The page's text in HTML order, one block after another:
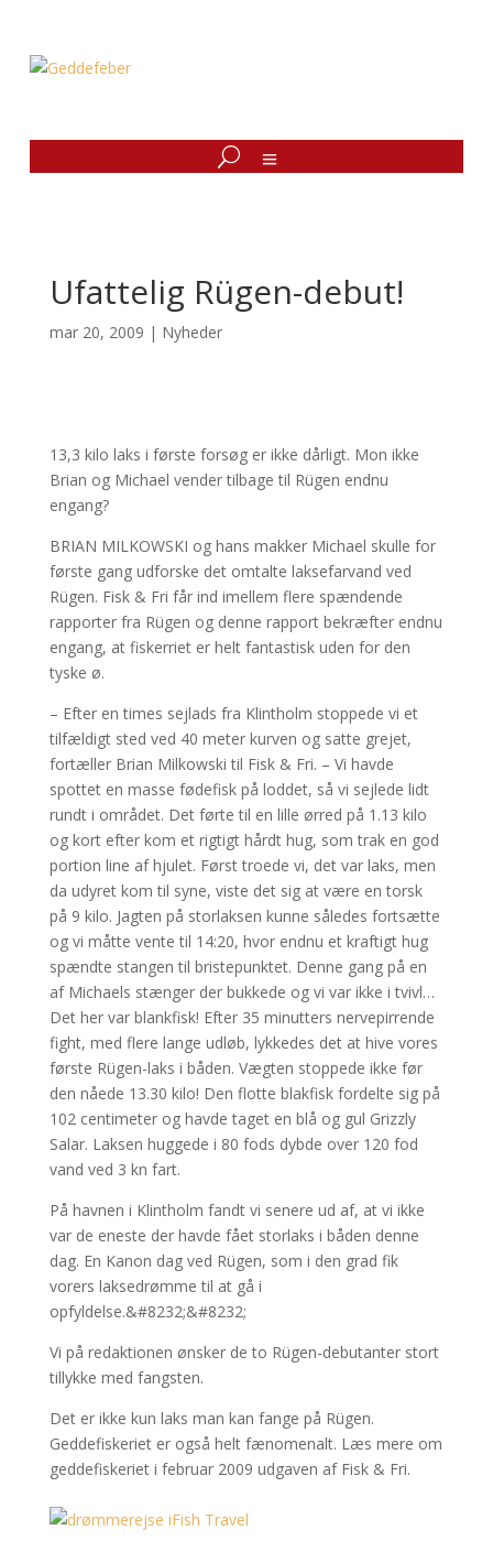
Ufattelig Rügen-debut!
mar 20, 2009 | Nyheder
13,3 kilo laks i første forsøg er ikke dårligt. Mon ikke
Brian og Michael vender tilbage til Rügen endnu
engang?
BRIAN MILKOWSKI og hans makker Michael skulle for
første gang udforske det omtalte laksefarvand ved
Rügen. Fisk & Fri får ind imellem flere spændende
rapporter fra Rügen og denne rapport bekræfter endnu
engang, at fiskerriet er helt fantastisk uden for den
tyske ø.
– Efter en times sejlads fra Klintholm stoppede vi et
tilfældigt sted ved 40 meter kurven og satte grejet,
fortæller Brian Milkowski til Fisk & Fri. – Vi havde
spottet en masse fødefisk på loddet, så vi sejlede lidt
rundt i området. Det førte til en lille ørred på 1.13 kilo
og kort efter kom et rigtigt hårdt hug, som trak en god
portion line af hjulet. Først troede vi, det var laks, men
da udyret kom til syne, viste det sig at være en torsk
på 9 kilo. Jagten på storlaksen kunne således fortsætte
og vi måtte vente til 14:20, hvor endnu et kraftigt hug
spændte stangen til bristepunktet. Denne gang på en
af Michaels stænger der bukkede og vi var ikke i tvivl…
Det her var blankfisk! Efter 35 minutters nervepirrende
fight, med flere lange udløb, lykkedes det at hive vores
første Rügen-laks i båden. Vægten stoppede ikke før
den nåede 13.30 kilo! Den flotte blakfisk fordelte sig på
102 centimeter og havde taget en blå og gul Grizzly
Salar. Laksen huggede i 80 fods dybde over 120 fod
vand ved 3 kn fart.
På havnen i Klintholm fandt vi senere ud af, at vi ikke
var de eneste der havde fået storlaks i båden denne
dag. En Kanon dag ved Rügen, som i den grad fik
vorers laksedrømme til at gå i
opfyldelse.&#8232;&#8232;
Vi på redaktionen ønsker de to Rügen-debutanter stort
tillykke med fangsten.
Det er ikke kun laks man kan fange på Rügen.
Geddefiskeriet er også helt fænomenalt. Læs mere om
geddefiskeriet i februar 2009 udgaven af Fisk & Fri.